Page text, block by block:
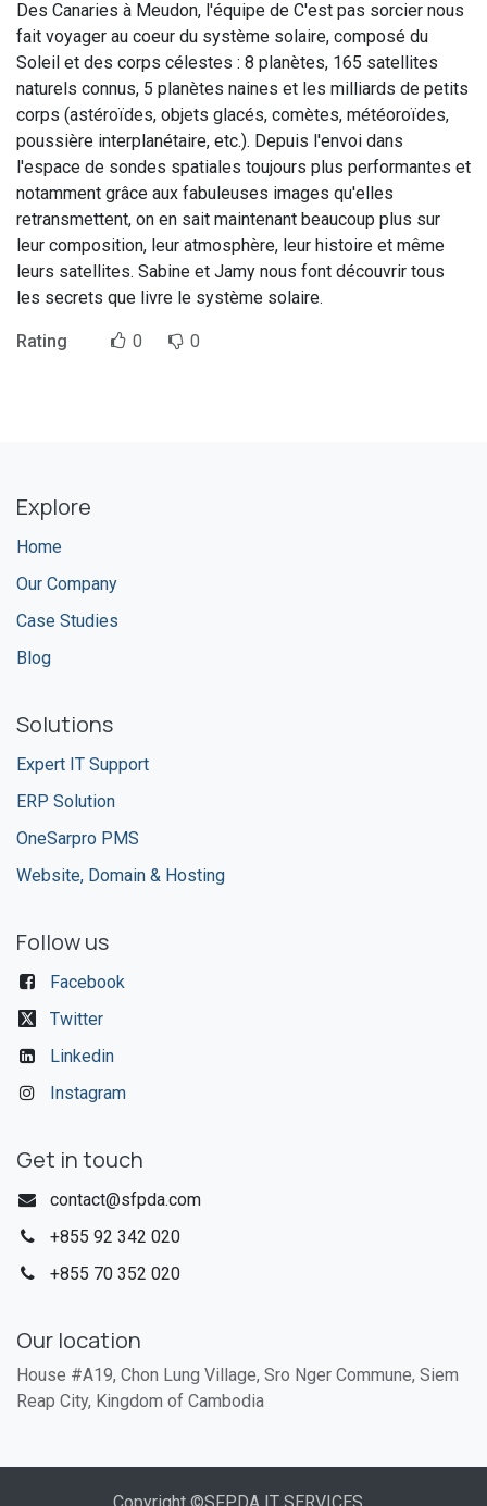
Des Canaries à Meudon, l'équipe de C'est pas sorcier nous
fait voyager au coeur du système solaire, composé du
Soleil et des corps célestes : 8 planètes, 165 satellites
naturels connus, 5 planètes naines et les milliards de petits
corps (astéroïdes, objets glacés, comètes, météoroïdes,
poussière interplanétaire, etc.). Depuis l'envoi dans
l'espace de sondes spatiales toujours plus performantes et
notamment grâce aux fabuleuses images qu'elles
retransmettent, on en sait maintenant beaucoup plus sur
leur composition, leur atmosphère, leur histoire et même
leurs satellites. Sabine et Jamy nous font découvrir tous
les secrets que livre le système solaire.
Rating 0 0
Explore
Home
Our Company
Case Studies
Blog
Solutions
Expert IT Support
ERP Solution
OneSarpro PMS
Website, Domain & Hosting
Follow us
Facebook
Twitter
Linkedin
Instagram
Get in touch
contact@sfpda.com
+855 92 342 020​
+855 70 352 020
Our location
House #A19, Chon Lung Village, Sro Nger Commune, Siem
Reap City, Kingdom of Cambodia